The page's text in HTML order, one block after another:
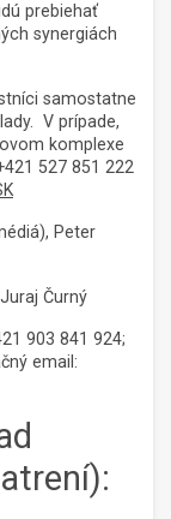
prebiehať
synergiách
samostatne
V prípade,
komplexe
527 851 222
Peter
Čurný
903 841 924;
email: